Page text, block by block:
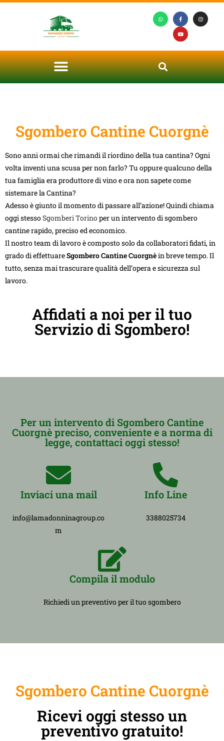
Sgombero Cantine Cuorgnè
Sono anni ormai che rimandi il riordino della tua cantina? Ogni
volta inventi una scusa per non farlo? Tu oppure qualcuno della
tua famiglia era produttore di vino e ora non sapete come
sistemare la Cantina?
Adesso è giunto il momento di passare all’azione! Quindi chiama
oggi stessoSgomberi Torinoper un intervento di sgombero
cantine rapido, preciso ed economico.
Il nostro team di lavoro è composto solo da collaboratori fidati, in
grado di effettuareSgombero Cantine Cuorgnèin breve tempo. Il
tutto, senza mai trascurare qualità dell’opera e sicurezza sul
lavoro.
Affidati a noi per il tuo
Servizio di Sgombero!
Per un intervento di Sgombero Cantine
Cuorgnè preciso, conveniente e a norma di
legge, contattaci oggi stesso!
Inviaci una mail
info@lamadonninagroup.co
m
Info Line
3388025734
Compila il modulo
Richiedi un preventivo per il tuo sgombero
Sgombero Cantine Cuorgnè
Ricevi oggi stesso un
preventivo gratuito!